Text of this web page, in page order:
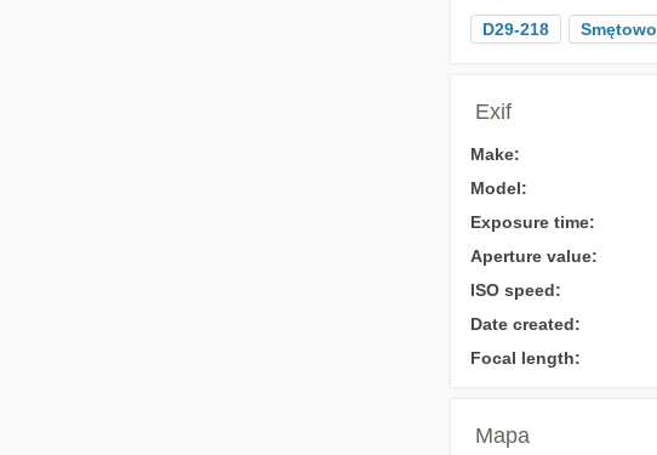
D29-218 Smętowo
Exif
Make:
Model:
Exposure time:
Aperture value:
ISO speed:
Date created:
Focal length:
Mapa